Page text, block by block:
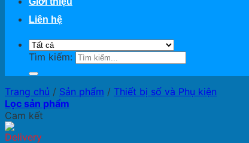
Liên hệ
Tìm kiếm:
Trang chủ / Sản phẩm / Thiết bị số và Phụ kiện
Lọc sản phẩm
Cam kết